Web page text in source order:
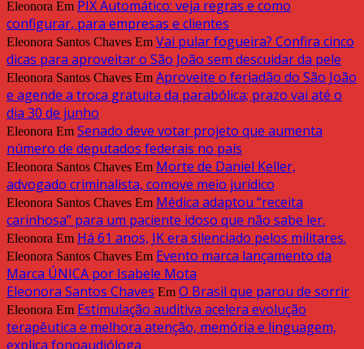
Eleonora Em PIX Automático: veja regras e como
configurar, para empresas e clientes
Eleonora Santos Chaves Em Vai pular fogueira? Confira cinco
dicas para aproveitar o São João sem descuidar da pele
Eleonora Santos Chaves Em Aproveite o feriadão do São João
e agende a troca gratuita da parabólica; prazo vai até o
dia 30 de junho
Eleonora Em Senado deve votar projeto que aumenta
número de deputados federais no país
Eleonora Santos Chaves Em Morte de Daniel Keller,
advogado criminalista, comove meio jurídico
Eleonora Santos Chaves Em Médica adaptou “receita
carinhosa” para um paciente idoso que não sabe ler.
Eleonora Em Há 61 anos, JK era silenciado pelos militares.
Eleonora Santos Chaves Em Evento marca lançamento da
Marca ÚNICA por Isabele Mota
Eleonora Santos Chaves Em O Brasil que parou de sorrir
Eleonora Em Estimulação auditiva acelera evolução
terapêutica e melhora atenção, memória e linguagem,
explica fonoaudióloga